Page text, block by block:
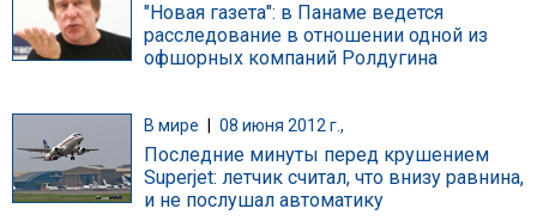
"Новая газета": в Панаме ведется
расследование в отношении одной из
офшорных компаний Ролдугина
В мире 08 июня 2012 г.,
Последние минуты перед крушением
Superjet: летчик считал, что внизу равнина,
и не послушал автоматику